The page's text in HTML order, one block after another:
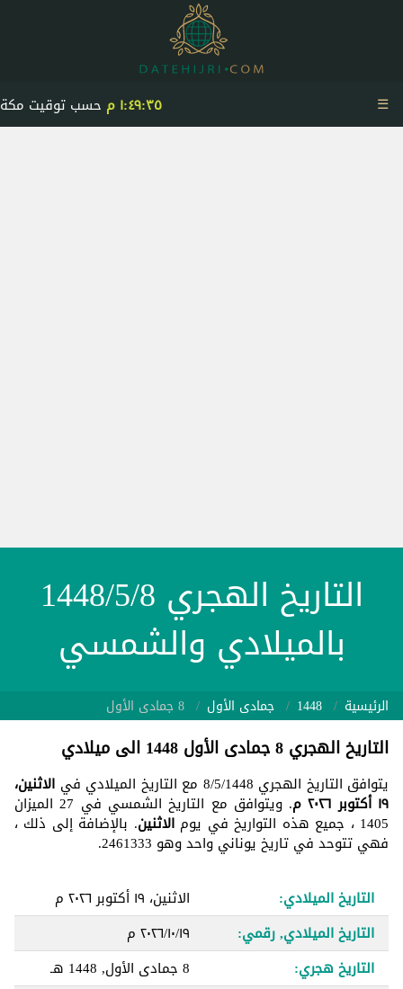
١:٤٩:٣٥ م حسب توقيت مكة ☰
التاريخ الهجري 1448/5/8
بالميلادي والشمسي
الرئيسية 1448 جمادى الأول 8 جمادى الأول
التاريخ الهجري 8 جمادى الأول 1448 الى ميلادي
يتوافق التاريخ الهجري 8/5/1448 مع التاريخ الميلادي في الاثنين،
١٩ أكتوبر ٢٠٢٦ م . ويتوافق مع التاريخ الشمسي في 27 الميزان
1405 ، جميع هذه التواريخ في يوم الاثنين. بالإضافة إلى ذلك ،
فهي تتوحد في تاريخ يوناني واحد وهو 2461333.
التاريخ الميلادي:
الاثنين، ١٩ أكتوبر ٢٠٢٦ م
التاريخ الميلادي, رقمي:
١٩‏/١٠‏/٢٠٢٦ م
التاريخ هجري:
8 جمادى الأول, 1448 هـ